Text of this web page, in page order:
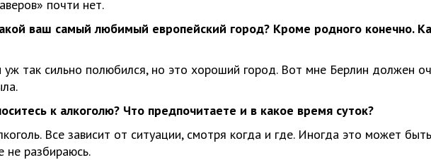
почти нет.
ваш самый любимый европейский город? Кроме родного конечно.
так сильно полюбился, но это хороший город. Вот мне Берлин должен
к алкоголю? Что предпочитаете и в какое время суток?
Все зависит от ситуации, смотря когда и где. Иногда это может
не разбираюсь.